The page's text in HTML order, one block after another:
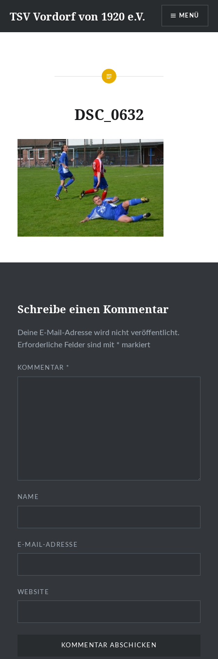
zumTSV Vordorf von 1920 e.V. MENÜ
DSC_0632
Schreibe einen Kommentar
Deine E-Mail-Adresse wird nicht veröffentlicht.
Erforderliche Felder sind mit * markiert
KOMMENTAR *
NAME
E-MAIL-ADRESSE
WEBSITE